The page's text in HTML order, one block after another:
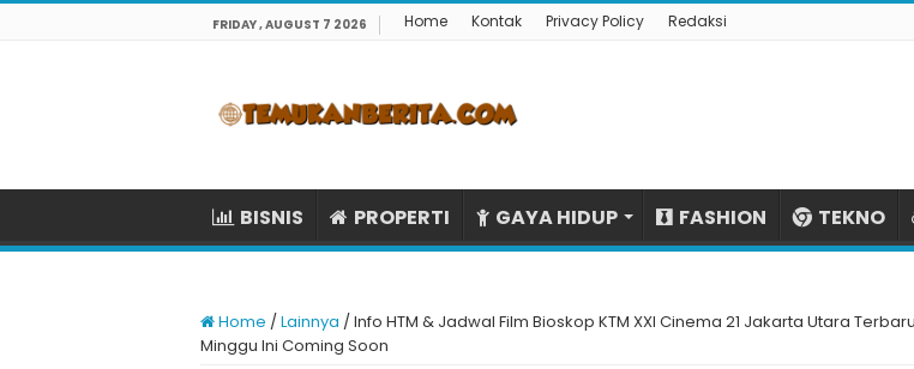
FRIDAY , AUGUST 7 2026 Home Kontak Privacy Policy Redaksi
BISNIS PROPERTI GAYA HIDUP FASHION TEKNO
Home /Lainnya /Info HTM & Jadwal Film Bioskop KTM XXI Cinema 21 Jakarta Utara
Minggu Ini Coming Soon